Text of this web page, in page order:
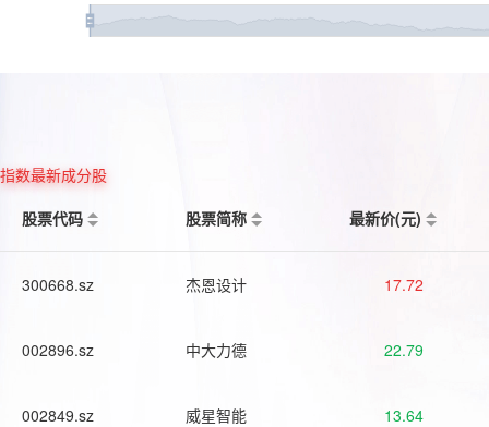
指数最新成分股
股票代码
股票简称 最新价(元)
300668.sz 杰恩设计 17.72
002896.sz 中大力德 22.79
002849.sz 威星智能 13.64